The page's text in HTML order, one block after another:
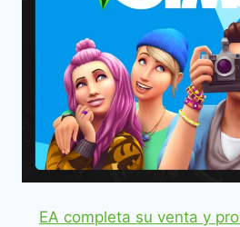
EA completa su venta y